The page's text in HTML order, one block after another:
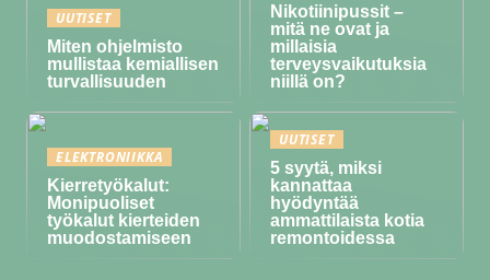
UUTISET
Miten ohjelmisto
mullistaa kemiallisen
turvallisuuden
Nikotiinipussit –
mitä ne ovat ja
millaisia
terveysvaikutuksia
niillä on?
ELEKTRONIIKKA
Kierretyökalut:
Monipuoliset
työkalut kierteiden
muodostamiseen
UUTISET
5 syytä, miksi
kannattaa
hyödyntää
ammattilaista kotia
remontoidessa